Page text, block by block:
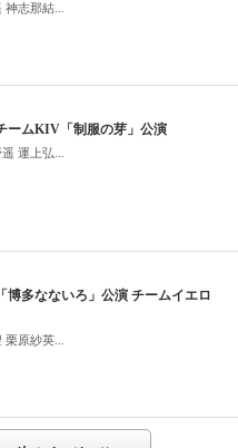
志那結...
ームKIV「制服の芽」公演
運上弘...
博多なないろ」公演 チームイエロ
原紗英...